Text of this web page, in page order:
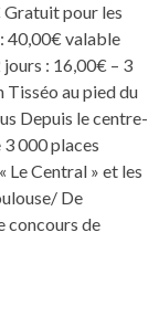
Gratuit pour les
40,00€ valable
: 16,00€ – 3
Tisséo au pied du
Depuis le centre-
000 places
Le Central » et les
De
concours de